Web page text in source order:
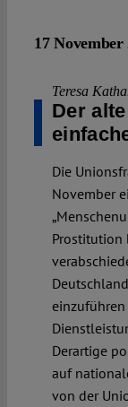
17 November
Teresa
Der
Die
November
Prostitution
Derartige
auf
von der